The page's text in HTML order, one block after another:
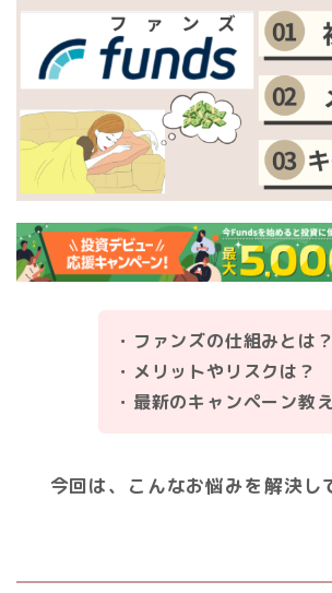
・ファンズの仕組みとは？
・メリットやリスクは？
・最新のキャンペーン教
今回は、こんなお悩みを解決し